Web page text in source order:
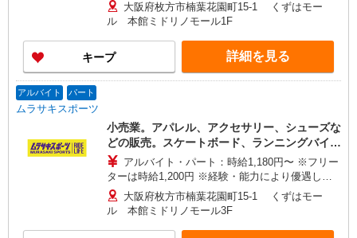
大阪府枚方市楠葉花園町15-1 くずはモー
ル 本館ミドリノモール1F
キープ 詳細を見る
アルバイト パート
ムラサキスポーツ
小売業。アパレル、アクセサリー、シューズな
どの販売。スケートボード、ランニングバイク
などのギアの販売。
アルバイト・パート：時給1,180円〜 ※フリー
ターは時給1,200円 ※経験・能力により優遇しま
す。 大阪府枚方市楠葉花園町15-1 くずはモー
ル 本館ミドリノモール3F